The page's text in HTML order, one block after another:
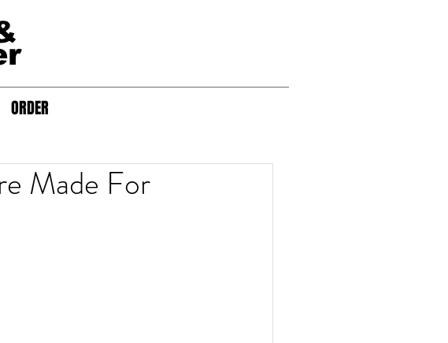
ORDER
Made For